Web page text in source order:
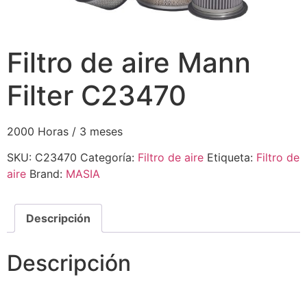
Filtro de aire Mann
Filter C23470
2000 Horas / 3 meses
SKU: C23470 Categoría: Filtro de aire Etiqueta: Filtro de
aire Brand: MASIA
Descripción
Descripción